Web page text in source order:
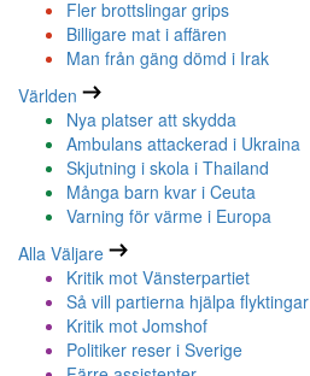
Fler brottslingar grips
Billigare mat i affären
Man från gäng dömd i Irak
Världen
Nya platser att skydda
Ambulans attackerad i Ukraina
Skjutning i skola i Thailand
Många barn kvar i Ceuta
Varning för värme i Europa
Alla Väljare
Kritik mot Vänsterpartiet
Så vill partierna hjälpa flyktingar
Kritik mot Jomshof
Politiker reser i Sverige